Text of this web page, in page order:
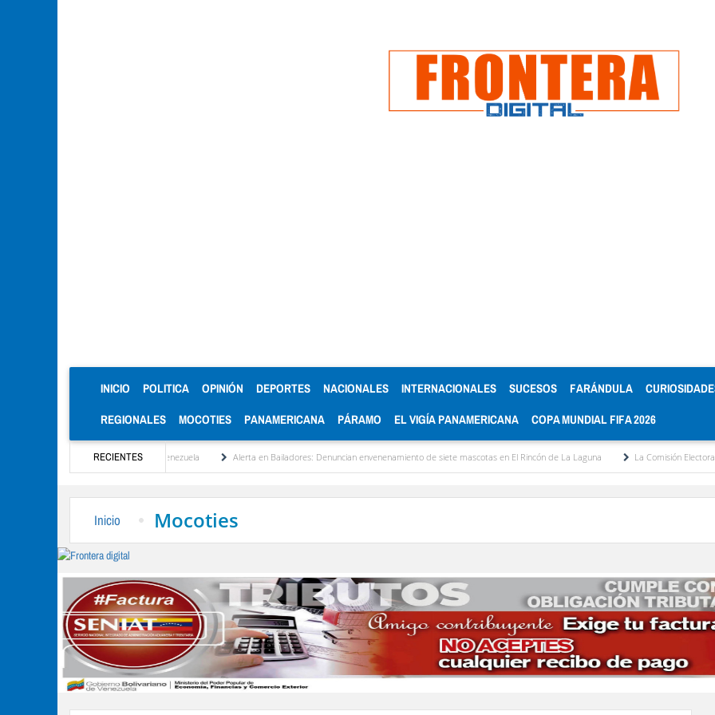
INICIO (CURRENT)
POLITICA OPINIÓN DEPORTES NACIONALES INTERNACIONALES SUCESOS FARÁNDULA
REGIONALES MOCOTIES PANAMERICANA PÁRAMO EL VIGÍA PANAMERICANA COPA MUNDIAL FIFA 2026
RECIENTES
reinstitucionalización de Venezuela Alerta en Bailadores: Denuncian envenenamiento de siete mascotas en El Rincón de La Laguna La Comisión Electoral del
Inicio Mocoties